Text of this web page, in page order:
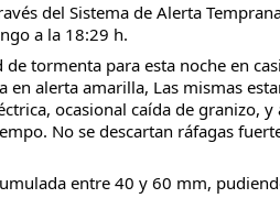
paritaria con estatales
del Sistema de Alerta
a la 18:29 h.
tormenta para esta noche en
alerta amarilla, Las mismas
ocasional caída de granizo, y
No se descartan ráfagas
entre 40 y 60 mm,